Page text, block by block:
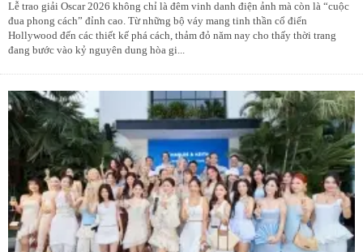
Lễ trao giải Oscar 2026 không chỉ là đêm vinh danh điện ảnh mà còn là “cuộc
đua phong cách” đỉnh cao. Từ những bộ váy mang tinh thần cổ điển
Hollywood đến các thiết kế phá cách, thảm đỏ năm nay cho thấy thời trang
đang bước vào kỷ nguyên dung hòa gi...